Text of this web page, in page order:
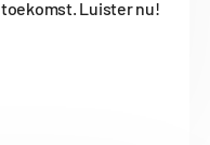
Luister nu!